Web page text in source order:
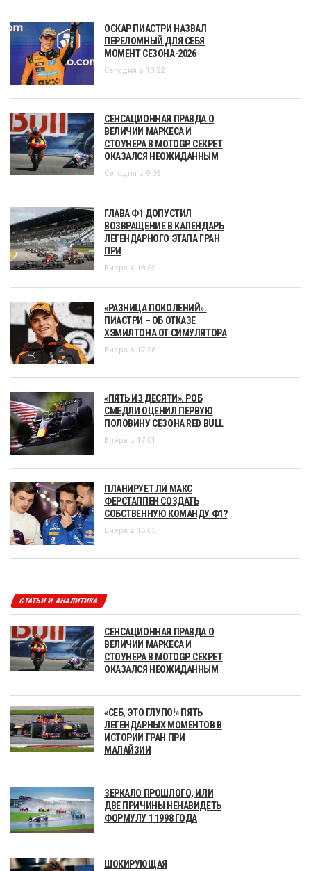
ОСКАР ПИАСТРИ НАЗВАЛ
ПЕРЕЛОМНЫЙ ДЛЯ СЕБЯ
МОМЕНТ СЕЗОНА-2026
Сегодня в 10:22
СЕНСАЦИОННАЯ ПРАВДА О
ВЕЛИЧИИ МАРКЕСА И
СТОУНЕРА В MOTOGP. СЕКРЕТ
ОКАЗАЛСЯ НЕОЖИДАННЫМ
Сегодня в 9:05
ГЛАВА Ф1 ДОПУСТИЛ
ВОЗВРАЩЕНИЕ В КАЛЕНДАРЬ
ЛЕГЕНДАРНОГО ЭТАПА ГРАН
ПРИ
Вчера в 18:55
«РАЗНИЦА ПОКОЛЕНИЙ».
ПИАСТРИ – ОБ ОТКАЗЕ
ХЭМИЛТОНА ОТ СИМУЛЯТОРА
Вчера в 17:58
«ПЯТЬ ИЗ ДЕСЯТИ». РОБ
СМЕДЛИ ОЦЕНИЛ ПЕРВУЮ
ПОЛОВИНУ СЕЗОНА RED BULL
Вчера в 17:01
ПЛАНИРУЕТ ЛИ МАКС
ФЕРСТАППЕН СОЗДАТЬ
СОБСТВЕННУЮ КОМАНДУ Ф1?
Вчера в 16:05
СТАТЬИ И АНАЛИТИКА
СЕНСАЦИОННАЯ ПРАВДА О
ВЕЛИЧИИ МАРКЕСА И
СТОУНЕРА В MOTOGP. СЕКРЕТ
ОКАЗАЛСЯ НЕОЖИДАННЫМ
«СЕБ, ЭТО ГЛУПО!» ПЯТЬ
ЛЕГЕНДАРНЫХ МОМЕНТОВ В
ИСТОРИИ ГРАН ПРИ
МАЛАЙЗИИ
ЗЕРКАЛО ПРОШЛОГО, ИЛИ
ДВЕ ПРИЧИНЫ НЕНАВИДЕТЬ
ФОРМУЛУ 1 1998 ГОДА
ШОКИРУЮЩАЯ